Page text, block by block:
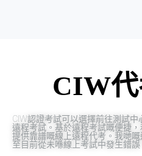
CIW
CIW認證考試可以選擇前往測試
遠程考試。基於遠程考試嘅便捷
提供靠譜嘅線上遠程代考。我哋
至目前從未喺線上考試中發生錯誤